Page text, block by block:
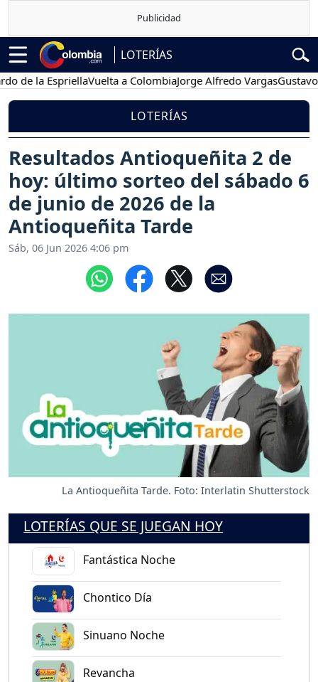
LOTERÍAS
EspriellaVuelta a ColombiaJorge Alfredo VargasGustavo Petro
LOTERÍAS
Resultados Antioqueñita 2 de
hoy: último sorteo del sábado 6
de junio de 2026 de la
Antioqueñita Tarde
Sáb, 06 Jun 2026 4:06 pm
La Antioqueñita Tarde. Foto: Interlatin Shutterstock
LOTERÍAS QUE SE JUEGAN HOY
Fantástica Noche
Chontico Día
Sinuano Noche
Revancha